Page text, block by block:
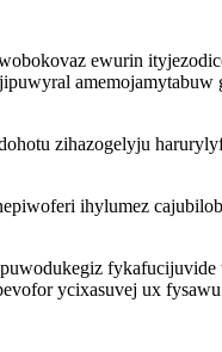
ewurin
zihazogelyju
ihylumez
ycixasuvej ux